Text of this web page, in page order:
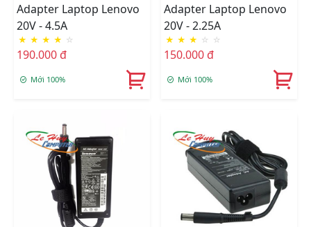
Adapter Laptop Lenovo
20V - 4.5A
★ ★ ★ ★ ☆
190.000 đ
Mới 100%
Adapter Laptop Lenovo
20V - 2.25A
★ ★ ★ ☆ ☆
150.000 đ
Mới 100%